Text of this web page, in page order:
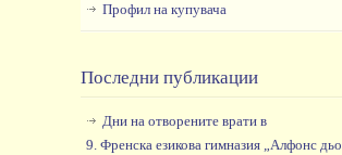
Профил на купувача
Последни публикации
Дни на отворените врати в
9. Френска езикова гимназия „Алфонс дьо